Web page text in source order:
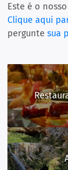
Este é o
Clique aqui
pergunte sua